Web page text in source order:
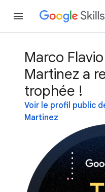
Marco
Martinez a
trophée !
Voir le profil public
Martinez